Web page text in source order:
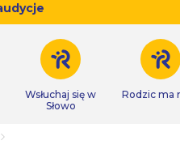
Wsłuchaj się w
Słowo
Rodzic ma